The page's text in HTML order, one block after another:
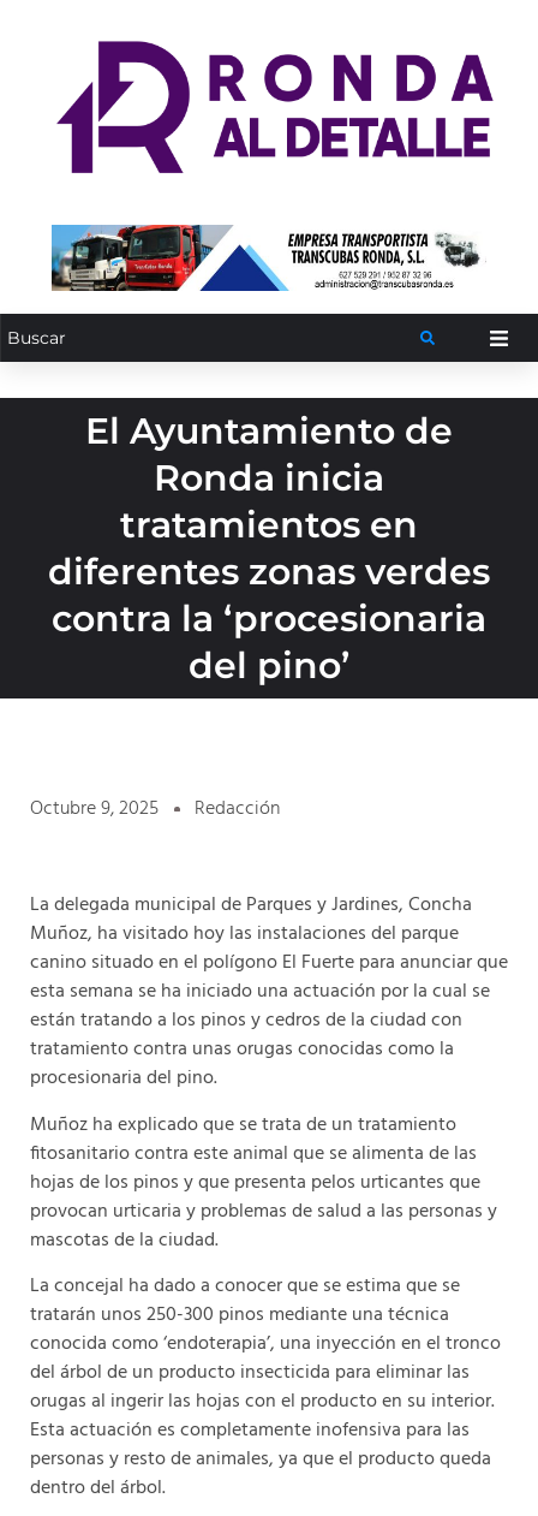
El Ayuntamiento de
Ronda inicia
tratamientos en
diferentes zonas verdes
contra la ‘procesionaria
del pino’
Octubre 9, 2025 Redacción
La delegada municipal de Parques y Jardines, Concha
Muñoz, ha visitado hoy las instalaciones del parque
canino situado en el polígono El Fuerte para anunciar que
esta semana se ha iniciado una actuación por la cual se
están tratando a los pinos y cedros de la ciudad con
tratamiento contra unas orugas conocidas como la
procesionaria del pino.
Muñoz ha explicado que se trata de un tratamiento
fitosanitario contra este animal que se alimenta de las
hojas de los pinos y que presenta pelos urticantes que
provocan urticaria y problemas de salud a las personas y
mascotas de la ciudad.
La concejal ha dado a conocer que se estima que se
tratarán unos 250-300 pinos mediante una técnica
conocida como ‘endoterapia’, una inyección en el tronco
del árbol de un producto insecticida para eliminar las
orugas al ingerir las hojas con el producto en su interior.
Esta actuación es completamente inofensiva para las
personas y resto de animales, ya que el producto queda
dentro del árbol.